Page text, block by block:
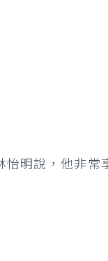
明說，他非常